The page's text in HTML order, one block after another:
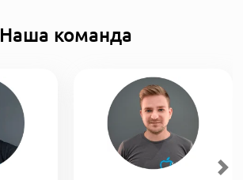
Наша команда